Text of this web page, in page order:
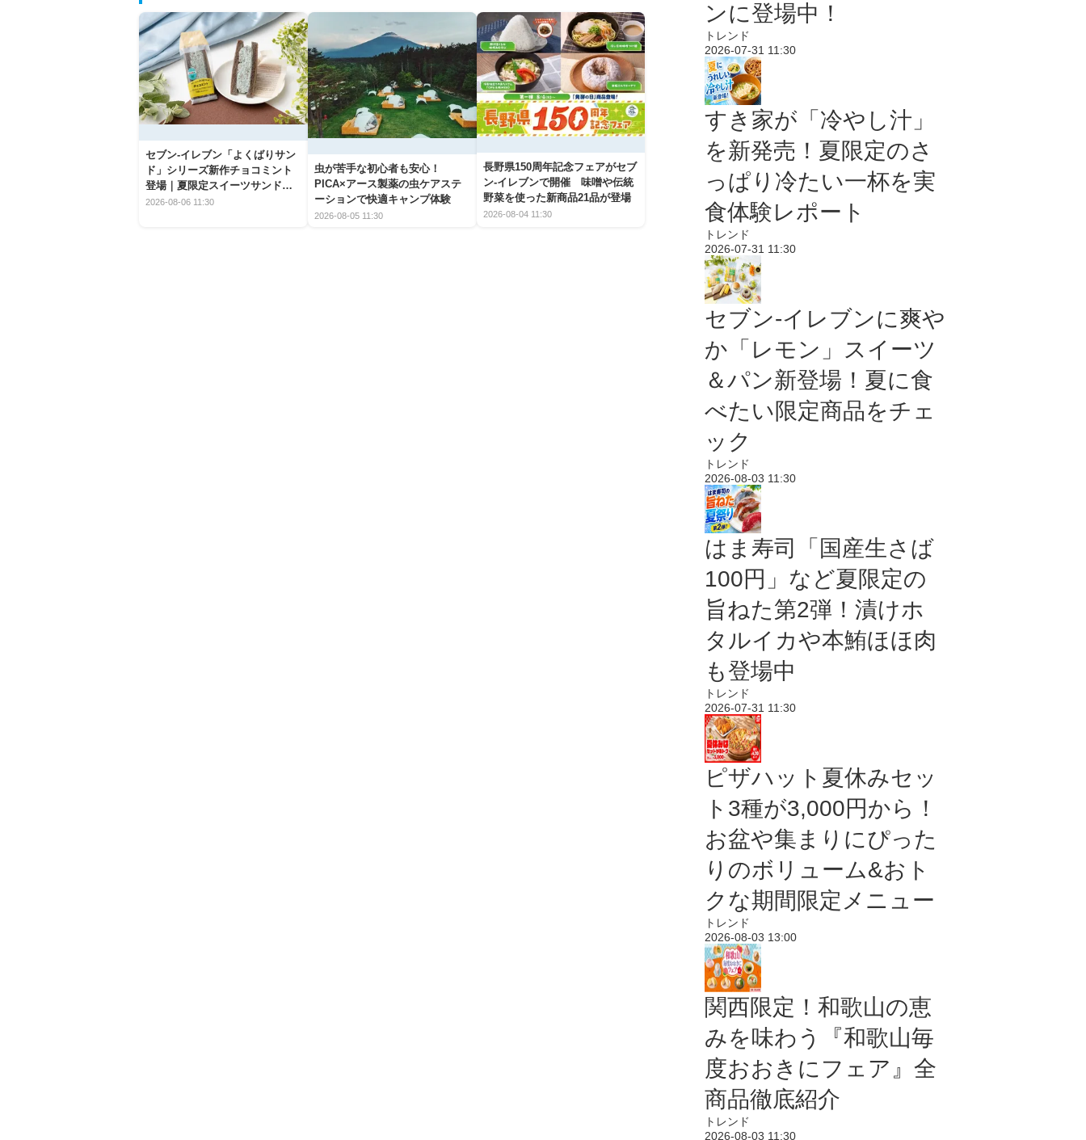
セブン‐イレブン「よくばりサン
ド」シリーズ新作チョコミント
登場｜夏限定スイーツサンドの
爽快な魅力
2026-08-06 11:30
虫が苦手な初心者も安心！
PICA×アース製薬の虫ケアステ
ーションで快適キャンプ体験
2026-08-05 11:30
長野県150周年記念フェアがセブ
ン-イレブンで開催 味噌や伝統
野菜を使った新商品21品が登場
2026-08-04 11:30
ンに登場中！
トレンド
2026-07-31 11:30
すき家が「冷やし汁」
を新発売！夏限定のさ
っぱり冷たい一杯を実
食体験レポート
トレンド
2026-07-31 11:30
セブン‐イレブンに爽や
か「レモン」スイーツ
＆パン新登場！夏に食
べたい限定商品をチェ
ック
トレンド
2026-08-03 11:30
はま寿司「国産生さば
100円」など夏限定の
旨ねた第2弾！漬けホ
タルイカや本鮪ほほ肉
も登場中
トレンド
2026-07-31 11:30
ピザハット夏休みセッ
ト3種が3,000円から！
お盆や集まりにぴった
りのボリューム&おト
クな期間限定メニュー
トレンド
2026-08-03 13:00
関西限定！和歌山の恵
みを味わう『和歌山毎
度おおきにフェア』全
商品徹底紹介
トレンド
2026-08-03 11:30